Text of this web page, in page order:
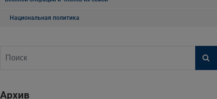
Национальная политика
Архив